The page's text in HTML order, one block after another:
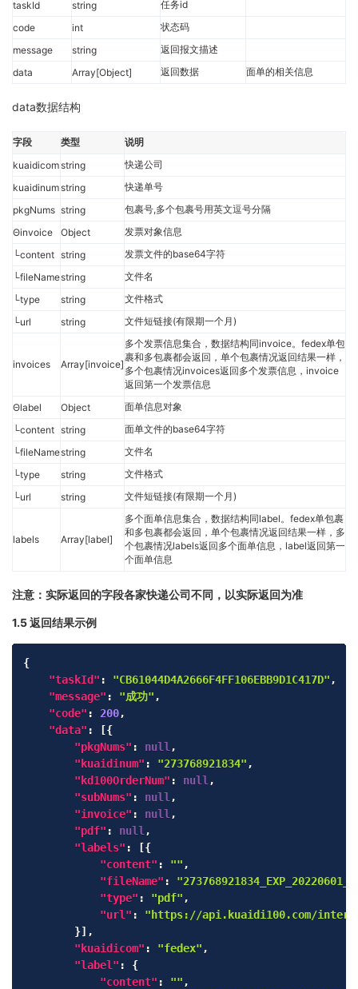
taskId string
任务id
code
int
状态码
message
string
返回报文描述
data
Array[Object] 返回数据 面单的相关信息
data数据结构
字段 类型
说明
kuaidicomstring
快递公司
kuaidinumstring
快递单号
pkgNums string
包裹号,多个包裹号用英文逗号分隔
Θinvoice
Object
发票对象信息
└content string
发票文件的base64字符
└fileNamestring
文件名
└type
string
文件格式
└url
string 文件短链接(有限期一个月)
invoices Array[invoice]
多个发票信息集合，数据结构同invoice。fedex单包
裹和多包裹都会返回，单个包裹情况返回结果一样，
多个包裹情况invoices返回多个发票信息，invoice
返回第一个发票信息
Θlabel
Object
面单信息对象
└content string
面单文件的base64字符
└fileNamestring
文件名
└type
string
文件格式
└url
string 文件短链接(有限期一个月)
labels Array[label]
多个面单信息集合，数据结构同label。fedex单包裹
和多包裹都会返回，单个包裹情况返回结果一样，多
个包裹情况labels返回多个面单信息，label返回第一
个面单信息
注意：实际返回的字段各家快递公司不同，以实际返回为准
1.5 返回结果示例
{
"taskId" : "CB61044D4A2666F4FF106EBB9D1C417D" ,
"message" : "成功" ,
"code" : 200,
"data" : [{
"pkgNums" : null ,
"kuaidinum" : "273768921834" ,
"kd100OrderNum" : null ,
"subNums" : null ,
"invoice" : null ,
"pdf" : null ,
"labels" : [{
"content" : "" ,
"fileName" :
"type" : "pdf" ,
"url" :
"https://api.kuaidi100.com/
}] ,
"kuaidicom" : "fedex" ,
"label" :
{
"content" : "" ,